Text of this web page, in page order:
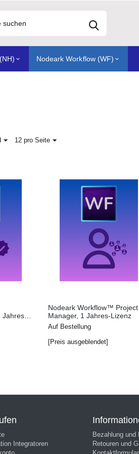
Nodeark Workflow (WF)
12 pro Seite
Nodeark Workflow™ Project
Manager, 1 Jahres-Lizenz
Auf Bestellung
[Preis ausgeblendet]
Integratoren
Bezahlung und
Retouren und